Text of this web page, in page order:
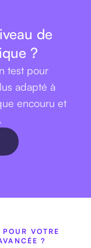
de
?
test pour
adapté à
encouru et
VOTRE
?